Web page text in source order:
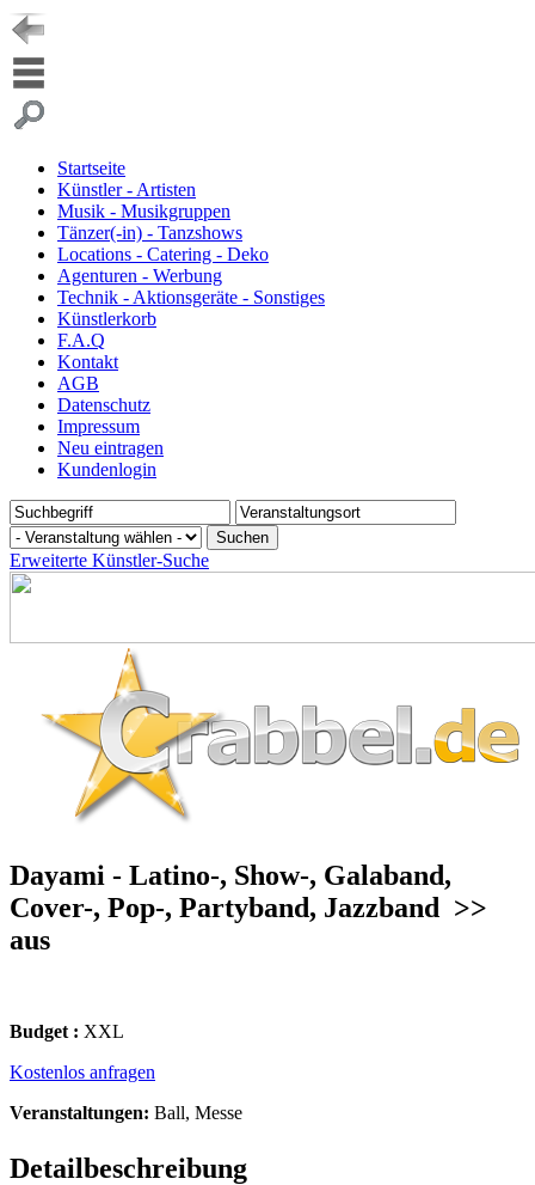
Startseite
Künstler - Artisten
Musik - Musikgruppen
Tänzer(-in) - Tanzshows
Locations - Catering - Deko
Agenturen - Werbung
Technik - Aktionsgeräte - Sonstiges
Künstlerkorb
F.A.Q
Kontakt
AGB
Datenschutz
Impressum
Neu eintragen
Kundenlogin
Erweiterte Künstler-Suche
Dayami - Latino-, Show-, Galaband,
Cover-, Pop-, Partyband, Jazzband >>
aus
Budget : XXL
Kostenlos anfragen
Veranstaltungen: Ball, Messe
Detailbeschreibung